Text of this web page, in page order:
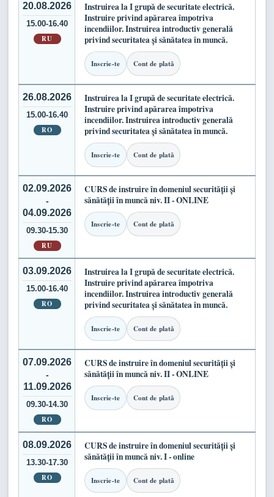
20.08.2026
15.00-16.40
RU
Instruirea la I grupă de securitate electrică.
Instruire privind apărarea împotriva
incendiilor. Instruirea introductiv generală
privind securitatea și sănătatea în muncă.
Inscrie-te Cont de plată
26.08.2026
15.00-16.40
RO
Instruirea la I grupă de securitate electrică.
Instruire privind apărarea împotriva
incendiilor. Instruirea introductiv generală
privind securitatea și sănătatea în muncă.
Inscrie-te Cont de plată
02.09.2026
-
04.09.2026
09.30-15.30
RU
CURS de instruire în domeniul securității și
sănătății în muncă niv. II - ONLINE
Inscrie-te Cont de plată
03.09.2026
15.00-16.40
RO
Instruirea la I grupă de securitate electrică.
Instruire privind apărarea împotriva
incendiilor. Instruirea introductiv generală
privind securitatea și sănătatea în muncă.
Inscrie-te Cont de plată
07.09.2026
-
11.09.2026
09.30-14.30
RO
CURS de instruire în domeniul securității și
sănătății în muncă niv. II - ONLINE
Inscrie-te Cont de plată
08.09.2026
13.30-17.30
RO
CURS de instruire în domeniul securității și
sănătății în muncă niv. I - online
Inscrie-te Cont de plată